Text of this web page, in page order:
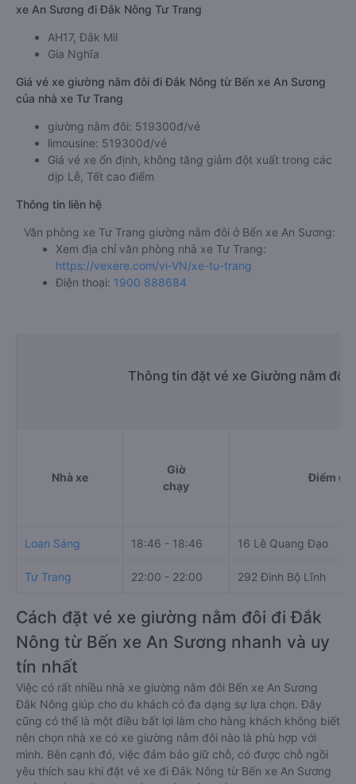
xe An Sương đi Đắk Nông Tư Trang
AH17, Đắk Mil
Gia Nghĩa
Giá vé xe giường nằm đôi đi Đắk Nông từ Bến xe An Sương
của nhà xe Tư Trang
giường nằm đôi: 519300đ/vé
limousine: 519300đ/vé
Giá vé xe ổn định, không tăng giảm đột xuất trong các
dịp Lễ, Tết cao điểm
Thông tin liên hệ
Văn phòng xe Tư Trang giường nằm đôi ở Bến xe An Sương:
Xem địa chỉ văn phòng nhà xe Tư Trang:
https://vexere.com/vi-VN/xe-tu-trang
Điện thoại: 1900 888684
Thông tin đặt vé xe Giường nằm đôi
Nhà xe
Giờ
chạy
Điểm đi
Loan Sáng 18:46 - 18:46 16 Lê Quang Đạo
Tư Trang 22:00 - 22:00 292 Đinh Bộ Lĩnh
Cách đặt vé xe giường nằm đôi đi Đắk
Nông từ Bến xe An Sương nhanh và uy
tín nhất
Việc có rất nhiều nhà xe giường nằm đôi Bến xe An Sương
Đắk Nông giúp cho du khách có đa dạng sự lựa chọn. Đây
cũng có thể là một điều bất lợi làm cho hàng khách không biết
nên chọn nhà xe có xe giường nằm đôi nào là phù hợp với
mình. Bên cạnh đó, việc đảm bảo giữ chỗ, có được chỗ ngồi
yêu thích sau khi đặt vé xe đi Đắk Nông từ Bến xe An Sương